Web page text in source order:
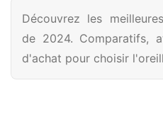
Découvrez les
de 2024. Comparatifs,
d'achat pour choisir